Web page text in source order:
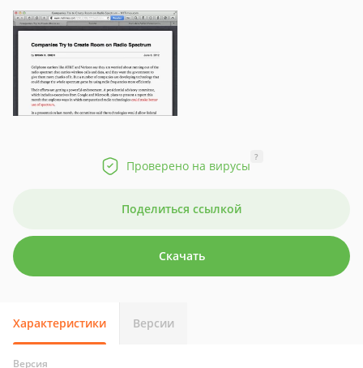
Проверено на вирусы
?
Поделиться ссылкой
Скачать
Характеристики Версии
Версия